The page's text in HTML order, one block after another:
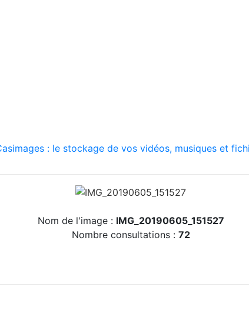
: le stockage de vos vidéos, musiques et
Nom de l'image : IMG_20190605_151527
Nombre consultations : 72